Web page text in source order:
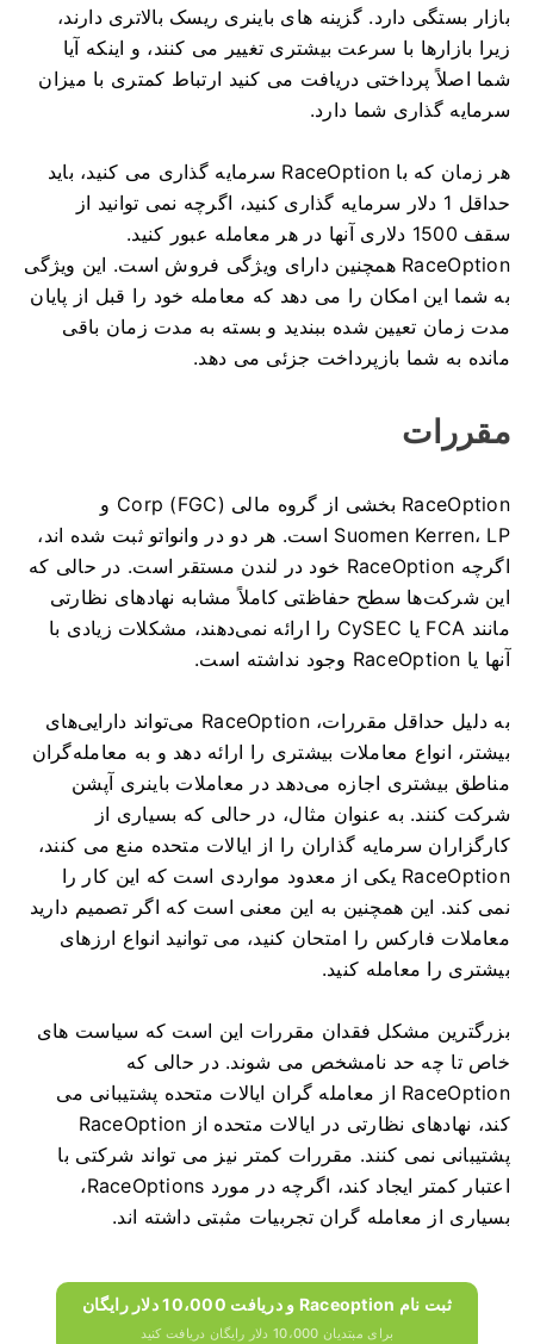
بازار بستگی دارد.گزینه های باینری ریسک بالاتری دارند،
زیرا بازارها با سرعت بیشتری تغییر می کنند، و اینکه آیا
شما اصلاً پرداختی دریافت می کنید ارتباط کمتری با میزان
سرمایه گذاری شما دارد.
هر زمان که با RaceOption سرمایه گذاری می کنید، باید
حداقل 1 دلار سرمایه گذاری کنید، اگرچه نمی توانید از
سقف 1500 دلاری آنها در هر معامله عبور کنید.
RaceOption همچنین دارای ویژگی فروش است.
این ویژگی
به شما این امکان را می دهد که معامله خود را قبل از پایان
مدت زمان تعیین شده ببندید و بسته به مدت زمان باقی
مانده به شما بازپرداخت جزئی می دهد.
مقررات
RaceOption بخشی از گروه مالی Corp (FGC) و
Suomen Kerren، LP است.
هر دو در وانواتو ثبت شده اند،
اگرچه RaceOption خود در لندن مستقر است.
در حالی که
این شرکت‌ها سطح حفاظتی کاملاً مشابه نهادهای نظارتی
مانند FCA یا CySEC را ارائه نمی‌دهند، مشکلات زیادی با
آنها یا RaceOption وجود نداشته است.
به دلیل حداقل مقررات، RaceOption می‌تواند دارایی‌های
بیشتر، انواع معاملات بیشتری را ارائه دهد و به معامله‌گران
مناطق بیشتری اجازه می‌دهد در معاملات باینری آپشن
شرکت کنند. به عنوان مثال، در حالی که بسیاری از
کارگزاران سرمایه گذاران را از ایالات متحده منع می کنند،
RaceOption یکی از معدود مواردی است که این کار را
نمی کند. این همچنین به این معنی است که اگر تصمیم دارید
معاملات فارکس را امتحان کنید، می توانید انواع ارزهای
بیشتری را معامله کنید.
بزرگترین مشکل فقدان مقررات این است که سیاست های
خاص تا چه حد نامشخص می شوند.در حالی که
RaceOption از معامله گران ایالات متحده پشتیبانی می
کند، نهادهای نظارتی در ایالات متحده از RaceOption
پشتیبانی نمی کنند. مقررات کمتر نیز می تواند شرکتی با
اعتبار کمتر ایجاد کند، اگرچه در مورد RaceOptions،
بسیاری از معامله گران تجربیات مثبتی داشته اند.
ثبت نام Raceoption و دریافت 10،000 دلار رایگان
برای مبتدیان 10،000 دلار رایگان دریافت کنید